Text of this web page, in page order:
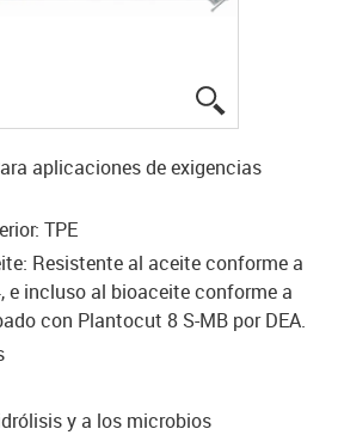
aplicaciones de exigencias
TPE
Resistente al aceite conforme a
e incluso al bioaceite conforme a
con Plantocut 8 S-MB por DEA.
y a los microbios